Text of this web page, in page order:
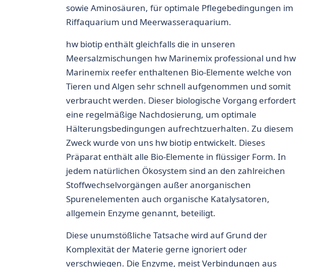
sowie Aminosäuren, für optimale Pflegebedingungen im
Riffaquarium und Meerwasseraquarium.
hw biotip enthält gleichfalls die in unseren
Meersalzmischungen hw Marinemix professional und hw
Marinemix reefer enthaltenen Bio-Elemente welche von
Tieren und Algen sehr schnell aufgenommen und somit
verbraucht werden. Dieser biologische Vorgang erfordert
eine regelmäßige Nachdosierung, um optimale
Hälterungsbedingungen aufrechtzuerhalten. Zu diesem
Zweck wurde von uns hw biotip entwickelt. Dieses
Präparat enthält alle Bio-Elemente in flüssiger Form. In
jedem natürlichen Ökosystem sind an den zahlreichen
Stoffwechselvorgängen außer anorganischen
Spurenelementen auch organische Katalysatoren,
allgemein Enzyme genannt, beteiligt.
Diese unumstößliche Tatsache wird auf Grund der
Komplexität der Materie gerne ignoriert oder
verschwiegen. Die Enzyme, meist Verbindungen aus